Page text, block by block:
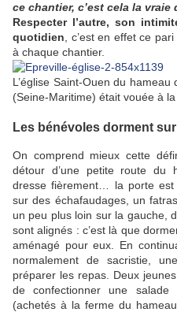
ce chantier, c’est cela la
Respecter l’autre, son
quotidien , c’est en effet ce
à chaque chantier.
L’église Saint-Ouen du hameau
(Seine-Maritime) était vouée à la
Les bénévoles dorment
On comprend mieux cette
détour d’une petite route du
dresse fièrement… la porte
sur des échafaudages, un
un peu plus loin sur la gauche,
sont alignés : c’est là que
aménagé pour eux. En
normalement de sacristie,
préparer les repas. Deux
de confectionner une
(achetés à la ferme du